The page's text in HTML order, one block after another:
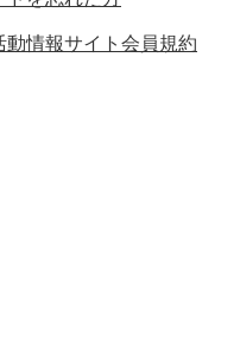
動情報サイト会員規約